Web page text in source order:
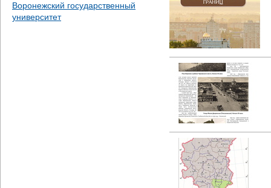
Воронежский государственный
университет